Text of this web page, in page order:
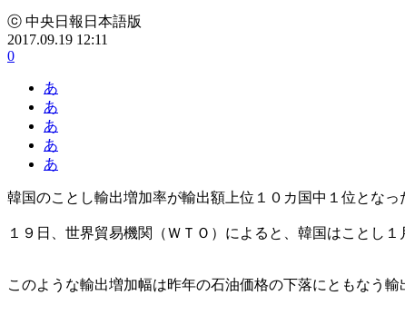
ⓒ 中央日報日本語版
2017.09.19 12:11
0
あ
あ
あ
あ
あ
韓国のことし輸出増加率が輸出額上位１０カ国中１位となっ
１９日、世界貿易機関（ＷＴＯ）によると、韓国はことし
このような輸出増加幅は昨年の石油価格の下落にともなう